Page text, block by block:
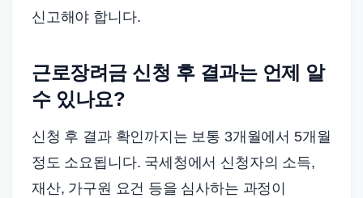
신고해야 합니다.
근로장려금 신청 후 결과는 언제 알
수 있나요?
신청 후 결과 확인까지는 보통 3개월에서 5개월
정도 소요됩니다. 국세청에서 신청자의 소득,
재산, 가구원 요건 등을 심사하는 과정이